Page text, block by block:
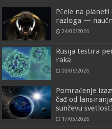
Pčele na
razloga —
24/06/2026
Rusija testira
raka
08/06/2026
Pomračenje
čađ od
sunčevu
17/05/2026